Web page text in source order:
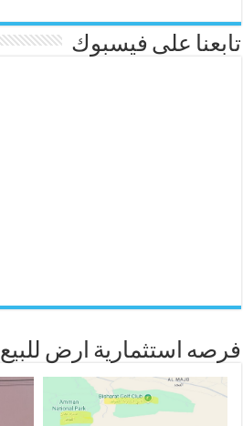
تابعنا على فيسبوك
فرصه استثمارية ارض للبيع